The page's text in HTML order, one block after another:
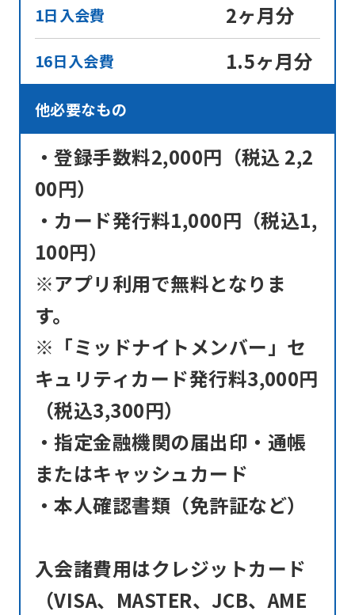
1日入会費 2ヶ月分
16日入会費 1.5ヶ月分
他必要なもの
・登録手数料2,000円（税込 2,2
00円）
・カード発行料1,000円（税込1,
100円）
※アプリ利用で無料となりま
す。
※「ミッドナイトメンバー」セ
キュリティカード発行料3,000円
（税込3,300円）
・指定金融機関の届出印・通帳
またはキャッシュカード
・本人確認書類（免許証など）
入会諸費用はクレジットカード
（VISA、MASTER、JCB、AME